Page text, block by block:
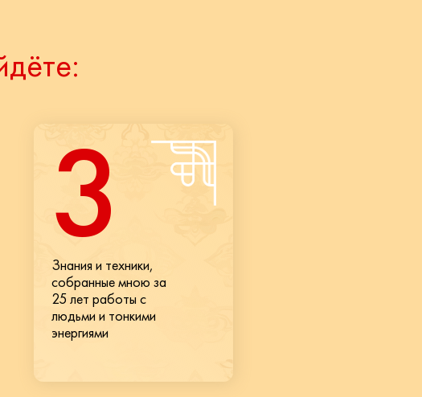
Знания и техники,
собранные мною за
25 лет работы с
людьми и тонкими
энергиями
3